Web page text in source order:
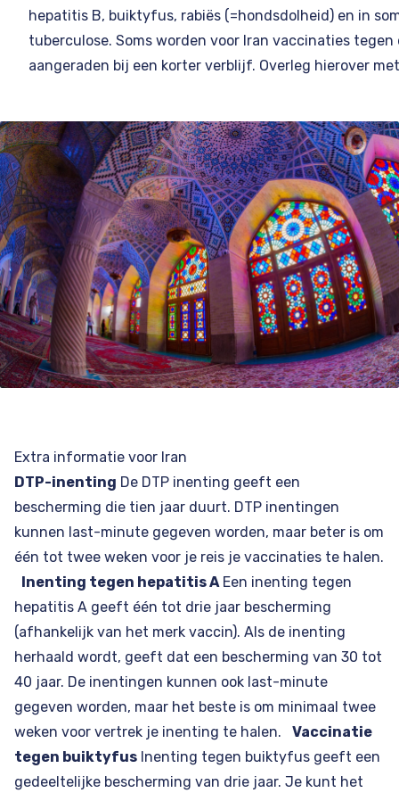
hepatitis B, buiktyfus, rabiës (=hondsdolheid) en in
tuberculose. Soms worden voor Iran vaccinaties
aangeraden bij een korter verblijf. Overleg hierover
Extra informatie voor Iran
DTP-inenting De DTP inenting geeft een
bescherming die tien jaar duurt. DTP inentingen
kunnen last-minute gegeven worden, maar beter is om
één tot twee weken voor je reis je vaccinaties te halen.
Inenting tegen hepatitis A Een inenting tegen
hepatitis A geeft één tot drie jaar bescherming
(afhankelijk van het merk vaccin). Als de inenting
herhaald wordt, geeft dat een bescherming van 30 tot
40 jaar. De inentingen kunnen ook last-minute
gegeven worden, maar het beste is om minimaal twee
weken voor vertrek je inenting te halen. Vaccinatie
tegen buiktyfus Inenting tegen buiktyfus geeft een
gedeeltelijke bescherming van drie jaar. Je kunt het